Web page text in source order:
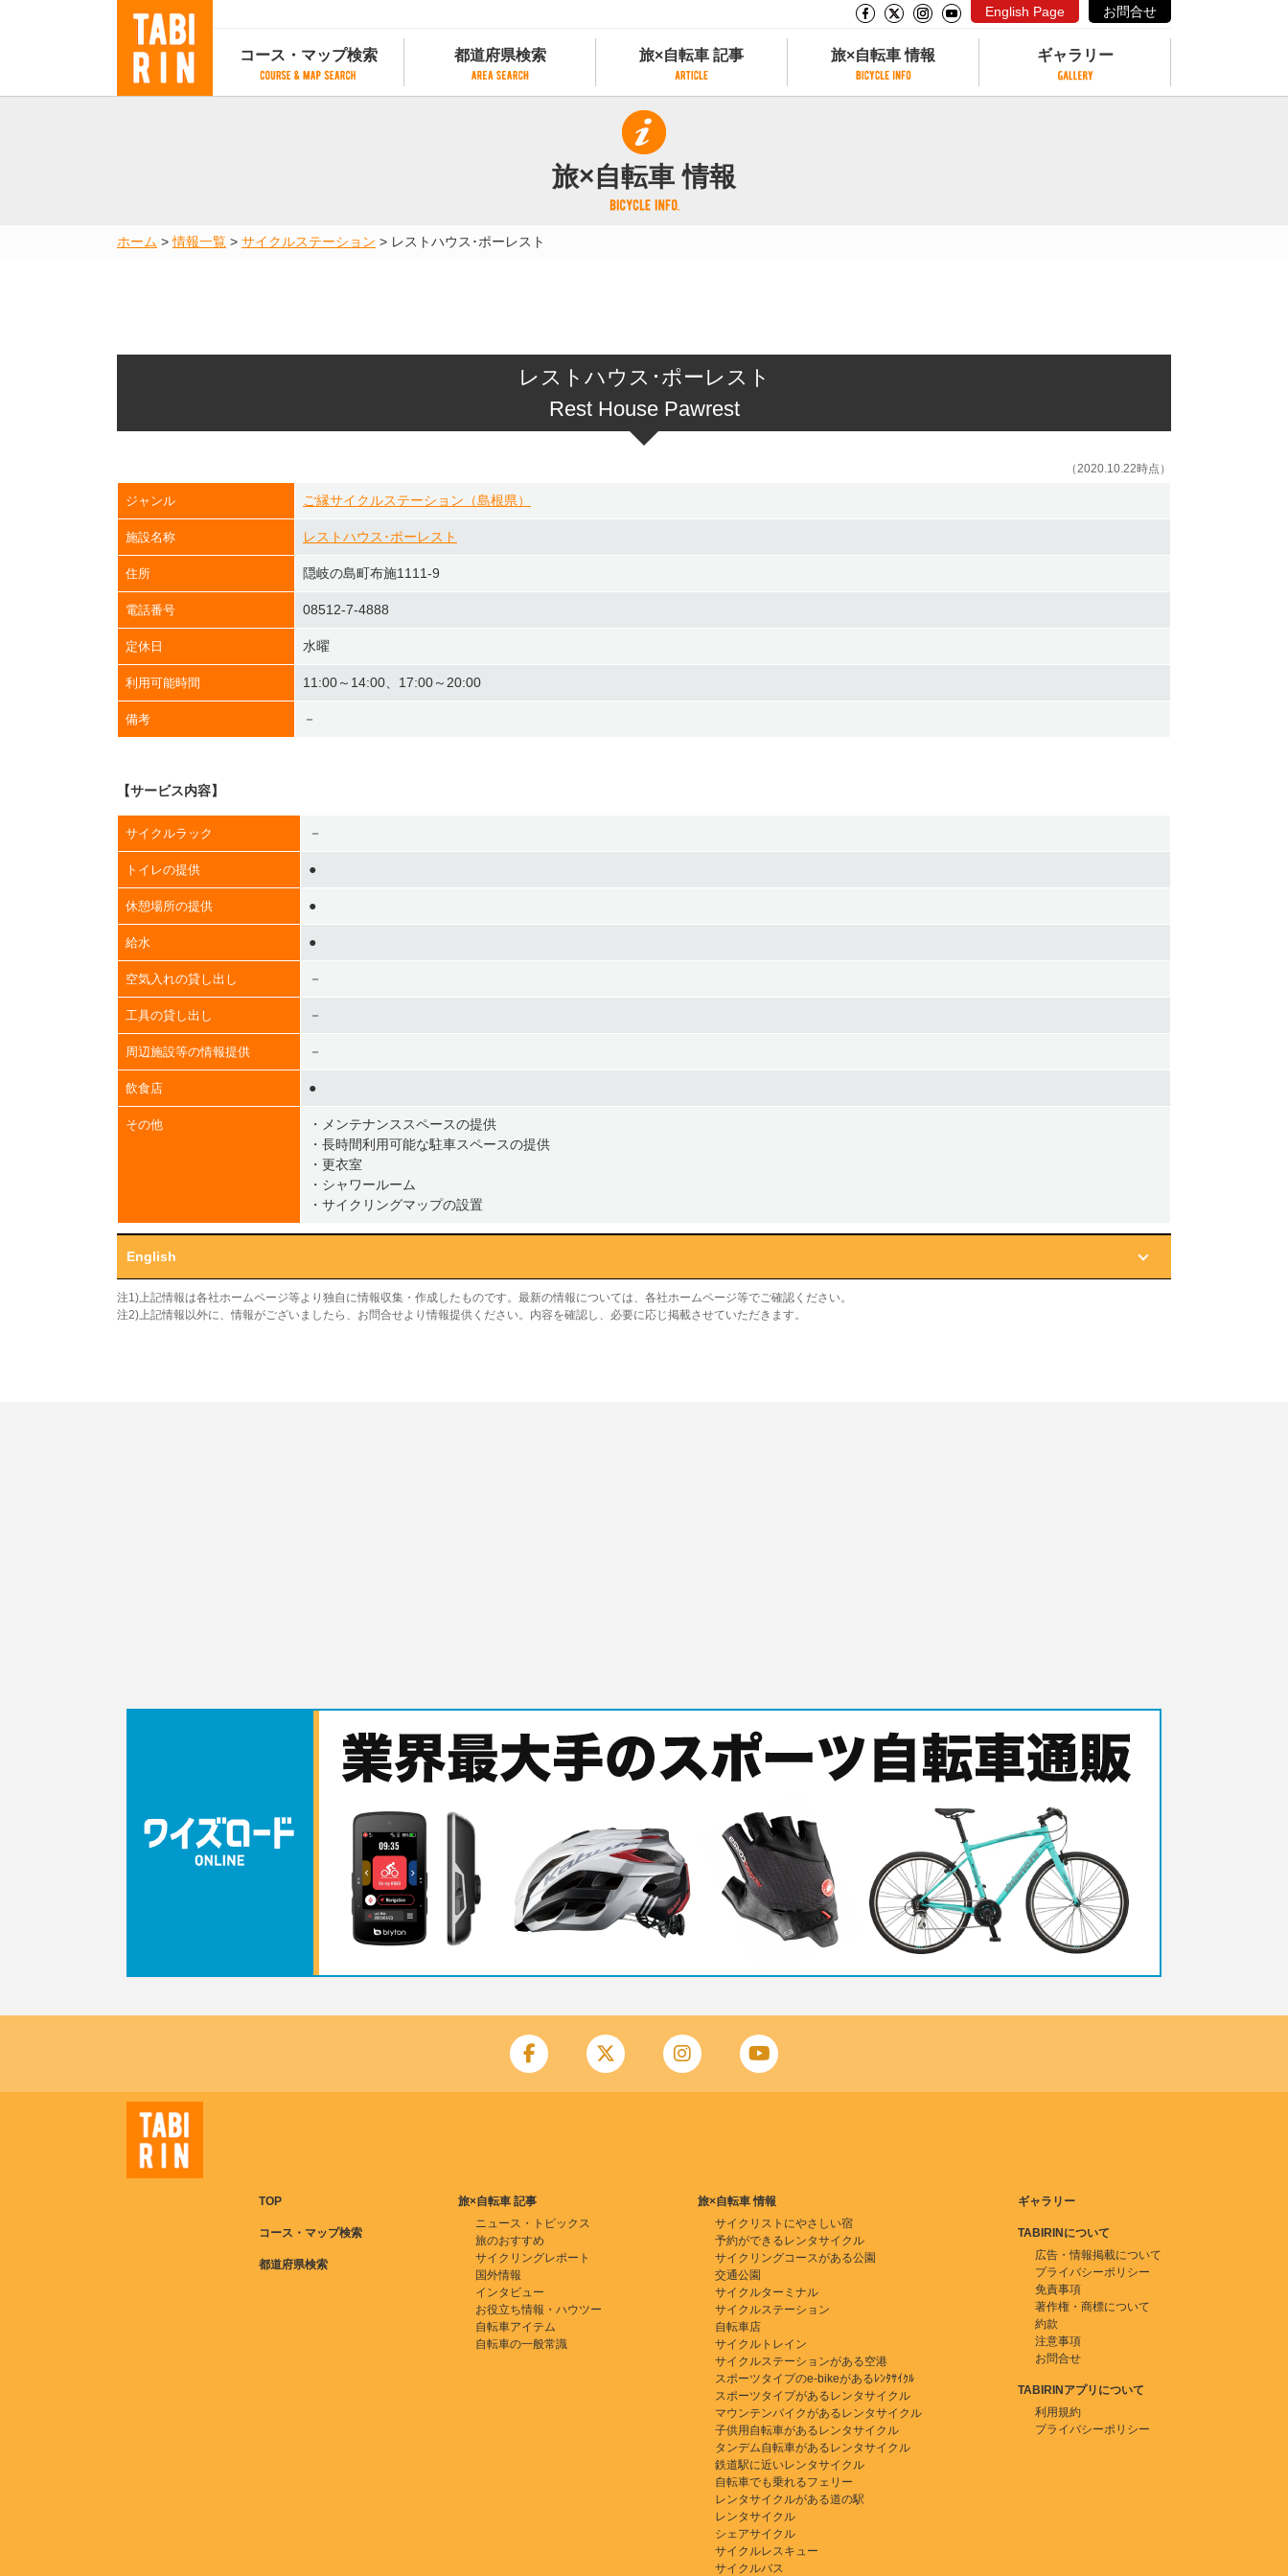
English Page お問合せ
コース・マップ検索
地図から検索
都道府県検索
都道府県別サイクリング情報
都道府県アクセスランキング
旅×自転車 記事
旅×自転車 記事
記事一覧
カテゴリから探す
旅×自転車 情報
サイクリストにやさしい宿
サイクルトレイン
タンデム自転車があるレンタサイクル
ギャラリー
旅×自転車 情報
ホーム >情報一覧 > サイクルステーション > レストハウス･ポーレスト
レストハウス･ポーレスト
Rest House Pawrest
（2020.10.22時点）
ジャンル ご縁サイクルステーション（島根県）
施設名称 レストハウス･ポーレスト
住所 隠岐の島町布施1111-9
電話番号 08512-7-4888
定休日 水曜
利用可能時間 11:00～14:00、17:00～20:00
備考 －
【サービス内容】
サイクルラック －
トイレの提供 ●
休憩場所の提供 ●
給水 ●
空気入れの貸し出し －
工具の貸し出し －
周辺施設等の情報提供 －
飲食店 ●
その他
・メンテナンススペースの提供
・長時間利用可能な駐車スペースの提供
・更衣室
・シャワールーム
・サイクリングマップの設置
English
注1)上記情報は各社ホームページ等より独自に情報収集・作成したものです。最新の情報については、各社ホームページ等でご確認ください。
注2)上記情報以外に、情報がございましたら、お問合せより情報提供ください。内容を確認し、必要に応じ掲載させていただきます。
TOP
コース・マップ検索
都道府県検索
旅×自転車 記事
ニュース・トピックス
旅のおすすめ
サイクリングレポート
国外情報
インタビュー
お役立ち情報・ハウツー
自転車アイテム
自転車の一般常識
旅×自転車 情報
サイクリストにやさしい宿
予約ができるレンタサイクル
サイクリングコースがある公園
交通公園
サイクルターミナル
サイクルステーション
自転車店
サイクルトレイン
サイクルステーションがある空港
スポーツタイプのe-bikeがあるﾚﾝﾀｻｲｸﾙ
スポーツタイプがあるレンタサイクル
マウンテンバイクがあるレンタサイクル
子供用自転車があるレンタサイクル
タンデム自転車があるレンタサイクル
鉄道駅に近いレンタサイクル
自転車でも乗れるフェリー
レンタサイクルがある道の駅
レンタサイクル
シェアサイクル
サイクルレスキュー
サイクルバス
ギャラリー
TABIRINについて
広告・情報掲載について
プライバシーポリシー
免責事項
著作権・商標について
約款
注意事項
お問合せ
TABIRINアプリについて
利用規約
プライバシーポリシー